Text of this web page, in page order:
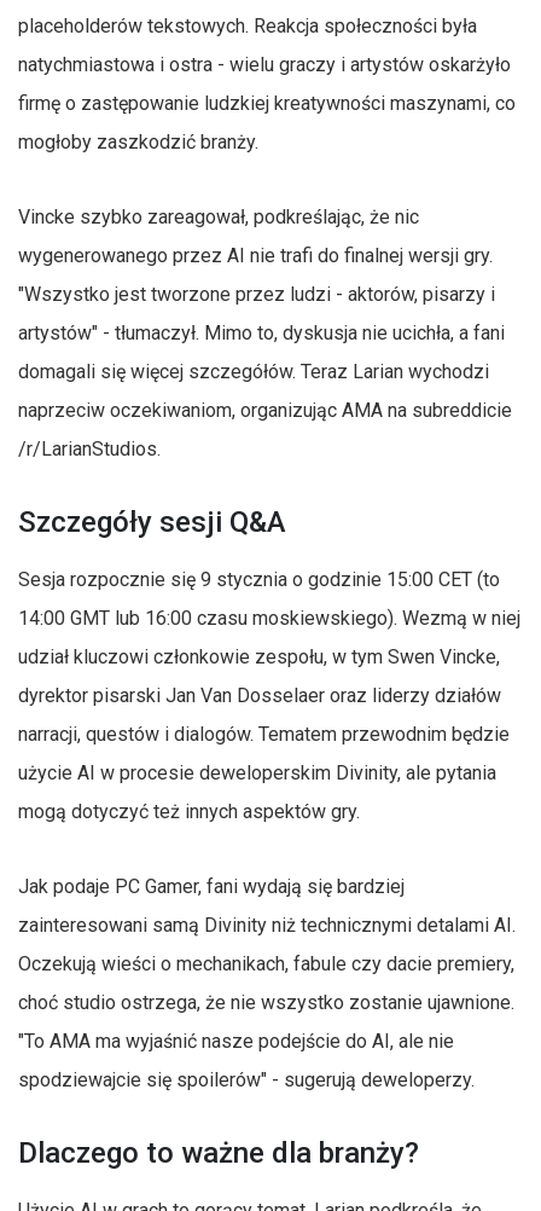
placeholderów tekstowych. Reakcja społeczności była
natychmiastowa i ostra - wielu graczy i artystów oskarżyło
firmę o zastępowanie ludzkiej kreatywności maszynami, co
mogłoby zaszkodzić branży.
Vincke szybko zareagował, podkreślając, że nic
wygenerowanego przez AI nie trafi do finalnej wersji gry.
"Wszystko jest tworzone przez ludzi - aktorów, pisarzy i
artystów" - tłumaczył. Mimo to, dyskusja nie ucichła, a fani
domagali się więcej szczegółów. Teraz Larian wychodzi
naprzeciw oczekiwaniom, organizując AMA na subreddicie
/r/LarianStudios.
Szczegóły sesji Q&A
Sesja rozpocznie się 9 stycznia o godzinie 15:00 CET (to
14:00 GMT lub 16:00 czasu moskiewskiego). Wezmą w niej
udział kluczowi członkowie zespołu, w tym Swen Vincke,
dyrektor pisarski Jan Van Dosselaer oraz liderzy działów
narracji, questów i dialogów. Tematem przewodnim będzie
użycie AI w procesie deweloperskim Divinity, ale pytania
mogą dotyczyć też innych aspektów gry.
Jak podaje PC Gamer, fani wydają się bardziej
zainteresowani samą Divinity niż technicznymi detalami AI.
Oczekują wieści o mechanikach, fabule czy dacie premiery,
choć studio ostrzega, że nie wszystko zostanie ujawnione.
"To AMA ma wyjaśnić nasze podejście do AI, ale nie
spodziewajcie się spoilerów" - sugerują deweloperzy.
Dlaczego to ważne dla branży?